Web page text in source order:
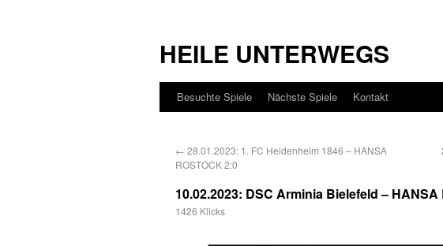
HEILE UNTERWEGS
Besuchte Spiele Nächste Spiele Kontakt
← 28.01.2023: 1. FC Heidenheim 1846 – HANSA
ROSTOCK 2:0
10.02.2023: DSC Arminia Bielefeld – HANSA
1426 Klicks